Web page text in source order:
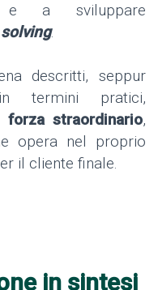
a sviluppare
.
descritti, seppur
termini pratici,
forza straordinario,
opera nel proprio
il cliente finale.
in sintesi